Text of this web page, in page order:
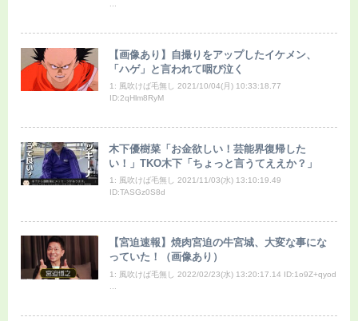
【画像あり】自撮りをアップしたイケメン、
「ハゲ」と言われて咽び泣く
1: 風吹けば毛無し 2021/10/04(月) 10:33:18.77
ID:2qHlm8RyM
木下優樹菜「お金欲しい！芸能界復帰した
い！」TKO木下「ちょっと言うてええか？」
1: 風吹けば毛無し 2021/11/03(水) 13:10:19.49
ID:TASGz0S8d
【宮迫速報】焼肉宮迫の牛宮城、大変な事にな
っていた！（画像あり）
1: 風吹けば毛無し 2022/02/23(水) 13:20:17.14 ID:1o9Z+qyod